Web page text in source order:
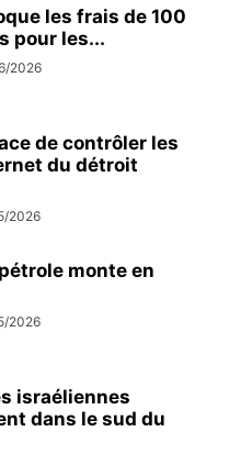
les frais de 100
pour les...
2026
de contrôler les
du détroit
2026
monte en
2026
israéliennes
dans le sud du